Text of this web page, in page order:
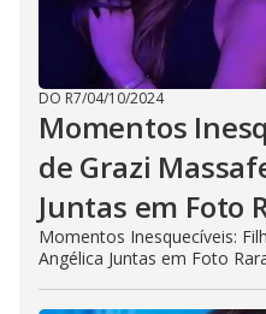
DO R7/04/10/2024
Momentos
de Grazi
Juntas em Foto
Momentos Inesquecíveis:
Angélica Juntas em Foto